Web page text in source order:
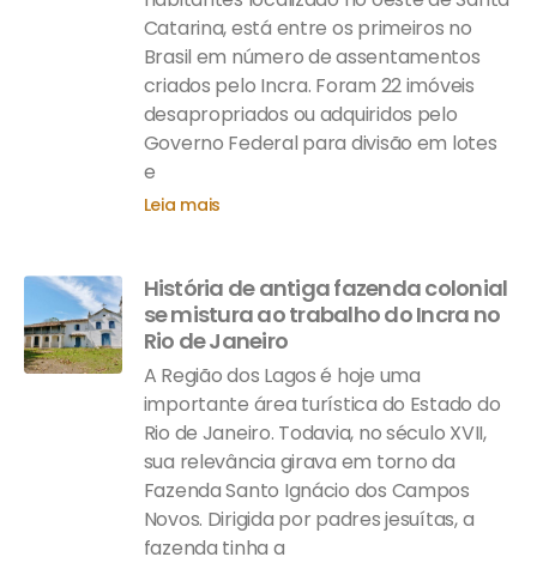
Catarina, está entre os primeiros no
Brasil em número de assentamentos
criados pelo Incra. Foram 22 imóveis
desapropriados ou adquiridos pelo
Governo Federal para divisão em lotes
e
Leia mais
História de antiga fazenda colonial
se mistura ao trabalho do Incra no
Rio de Janeiro
A Região dos Lagos é hoje uma
importante área turística do Estado do
Rio de Janeiro. Todavia, no século XVII,
sua relevância girava em torno da
Fazenda Santo Ignácio dos Campos
Novos. Dirigida por padres jesuítas, a
fazenda tinha a